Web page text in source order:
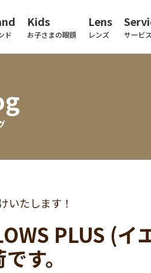
ド
Kids
お子さまの眼鏡
Lens
レンズ サービ
いたします！
PLUS (イ
す。